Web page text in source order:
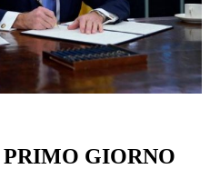
GIORNO